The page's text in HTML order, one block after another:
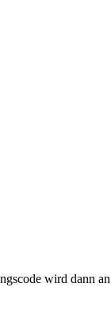
wird dann